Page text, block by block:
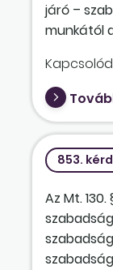
járó –
munkától
853.
Az Mt.